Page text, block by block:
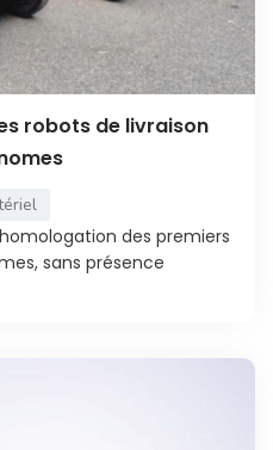
robots de livraison
des premiers
sans présence